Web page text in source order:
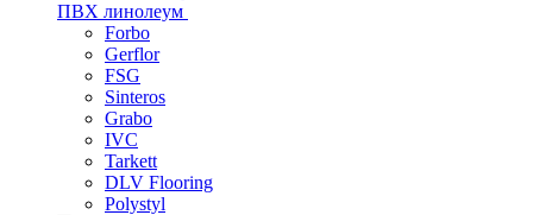
ПВХ линолеум
Forbo
Gerflor
FSG
Sinteros
Grabo
IVC
Tarkett
DLV Flooring
Polystyl